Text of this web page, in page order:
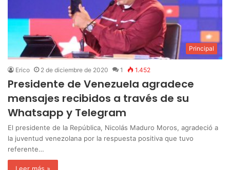
Principal
Erico 2 de diciembre de 2020 1 1.452
Presidente de Venezuela agradece
mensajes recibidos a través de su
Whatsapp y Telegram
El presidente de la República, Nicolás Maduro Moros, agradeció a
la juventud venezolana por la respuesta positiva que tuvo
referente…